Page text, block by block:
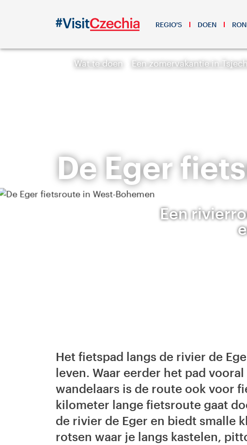
REGIO'S DOEN
Wat te doen Een zomervakantie in
De Eger
Een
Het fietspad langs de rivier de
leven. Waar eerder het pad
wandelaars is de route ook voor
kilometer lange fietsroute gaat
de rivier de Eger en biedt smalle
rotsen waar je langs kastelen,